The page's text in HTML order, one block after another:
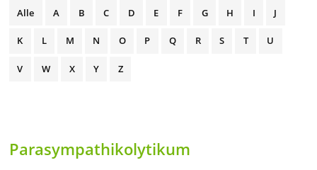
Alle A B C D E F G H I J
K L M N O P Q R S T U
V W X Y Z
Parasympathikolytikum